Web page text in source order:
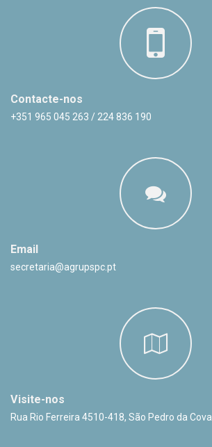
Contacte-nos
+351 965 045 263 / 224 836 190
Email
secretaria@agrupspc.pt
Visite-nos
Rua Rio Ferreira 4510-418, São Pedro da Cova